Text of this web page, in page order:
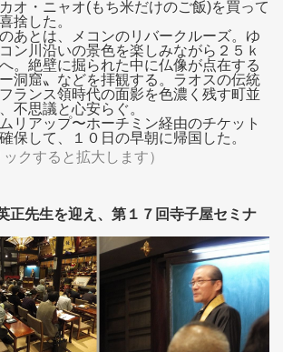
オ・ニャオ(もち米だけのご飯)を買って
捨した。
あとは、メコンのリバークルーズ。ゆ
ン川沿いの景色を楽しみながら２５ｋ
。絶壁に掘られた中に仏像が点在する
ー洞窟〟などを拝観する。ラオスの伝統
ランス領時代の面影を色濃く残す町並
不思議と心安らぐ。
リアップ〜ホーチミン経由のチケット
保して、１０日の早朝に帰国した。
クすると拡大します）
正先生を迎え、第１７回寺子屋セミナ